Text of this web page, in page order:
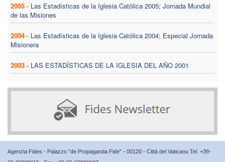
2005 - Las Estadísticas de la Iglesia Católica 2005; Jornada Mundial
de las Misiones
2004 - Las Estadísticas de la Iglesia Católica 2004; Especial Jornada
Misionera
2003 - LAS ESTADÍSTICAS DE LA IGLESIA DEL AÑO 2001
Agenzia Fides - Palazzo “de Propaganda Fide” - 00120 - Città del Vaticano Tel. +39-